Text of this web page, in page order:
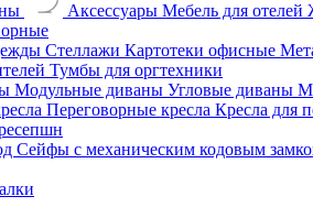
Аксессуары Мебель для отелей
Стеллажи Картотеки офисные
Тумбы для оргтехники
Модульные диваны Угловые диваны
Переговорные кресла Кресла для
Сейфы с механическим кодовым